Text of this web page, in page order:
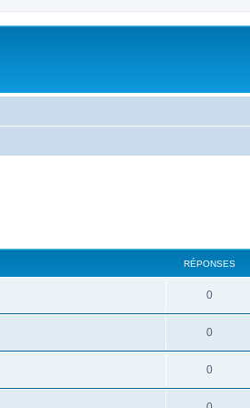
RÉPONSES
0R
é
o
n
0R
é
o
0R
é